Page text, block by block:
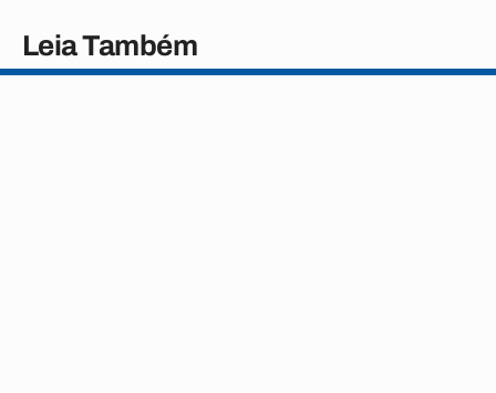
Leia Também